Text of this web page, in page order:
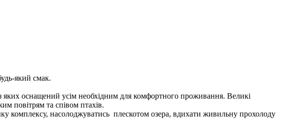
який смак.
яких оснащений усім необхідним для комфортного проживання. Великі
повітрям та співом птахів.
комплексу, насолоджуватись плескотом озера, вдихати живильну прохолоду